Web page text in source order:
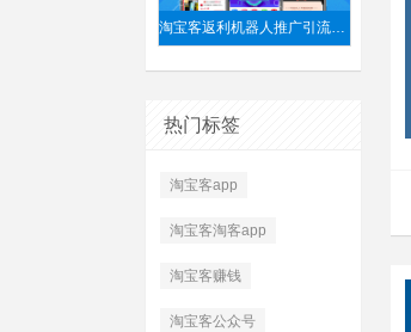
淘宝客返利机器人推广引流的经验
热门标签
淘宝客app
淘宝客淘客app
淘宝客赚钱
淘宝客公众号